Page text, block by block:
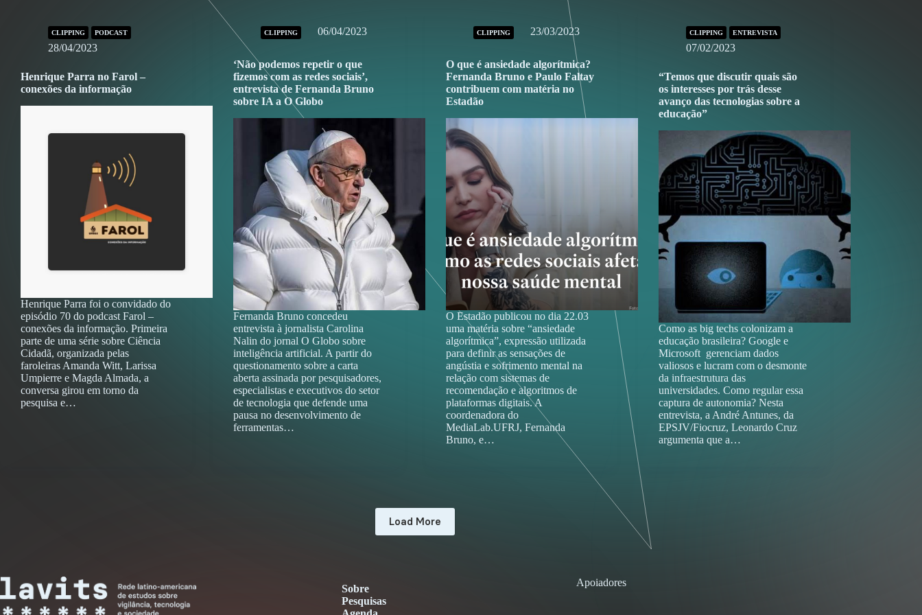
CLIPPING PODCAST
28/04/2023
Henrique Parra no Farol –
conexões da informação
Henrique Parra foi o convidado do
episódio 70 do podcast Farol –
conexões da informação. Primeira
parte de uma série sobre Ciência
Cidadã, organizada pelas
faroleiras Amanda Witt, Larissa
Umpierre e Magda Almada, a
conversa girou em torno da
pesquisa e…
CLIPPING 06/04/2023
‘Não podemos repetir o que
fizemos com as redes sociais’,
entrevista de Fernanda Bruno
sobre IA a O Globo
Fernanda Bruno concedeu
entrevista à jornalista Carolina
Nalin do jornal O Globo sobre
inteligência artificial. A partir do
questionamento sobre a carta
aberta assinada por pesquisadores,
especialistas e executivos do setor
de tecnologia que defende uma
pausa no desenvolvimento de
ferramentas…
CLIPPING 23/03/2023
O que é ansiedade algorítmica?
Fernanda Bruno e Paulo Faltay
contribuem com matéria no
Estadão
O Estadão publicou no dia 22.03
uma matéria sobre “ansiedade
algorítmica”, expressão utilizada
para definir as sensações de
angústia e sofrimento mental na
relação com sistemas de
recomendação e algoritmos de
plataformas digitais. A
coordenadora do
MediaLab.UFRJ, Fernanda
Bruno, e…
CLIPPING ENTREVISTA
07/02/2023
“Temos que discutir quais são
os interesses por trás desse
avanço das tecnologias sobre a
educação”
Como as big techs colonizam a
educação brasileira? Google e
Microsoft gerenciam dados
valiosos e lucram com o desmonte
da infraestrutura das
universidades. Como regular essa
captura de autonomia? Nesta
entrevista, a André Antunes, da
EPSJV/Fiocruz, Leonardo Cruz
argumenta que a…
Load More
Sobre
Pesquisas
Apoiadores